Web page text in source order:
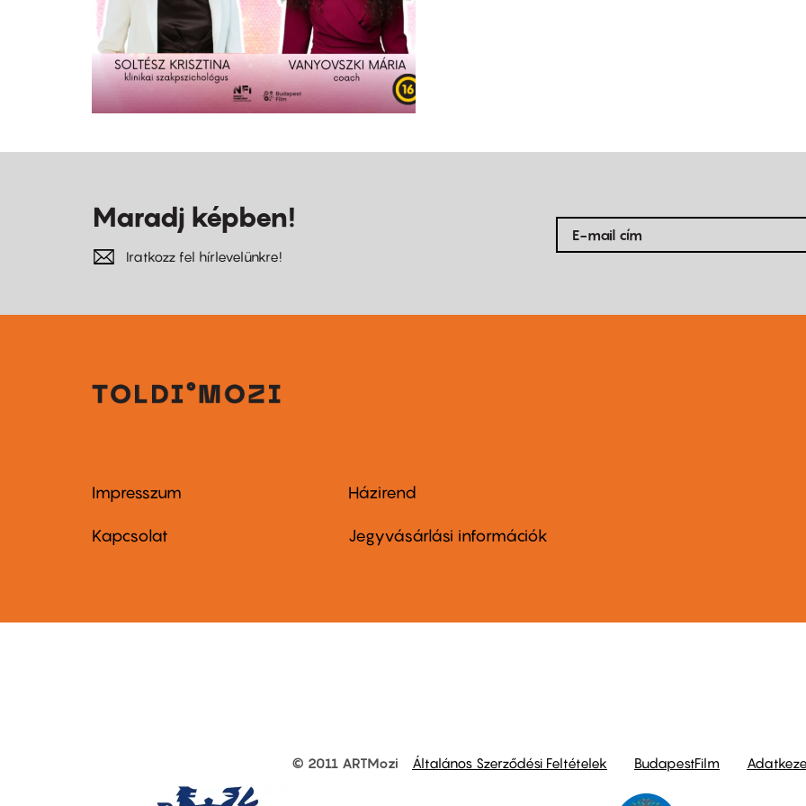
Maradj képben!
Iratkozz fel hírlevelünkre!
Footer
menu
Impresszum
Kapcsolat
Footer
menu
Házirend
Jegyvásárlási információk
© 2011 ARTMozi Általános Szerződési Feltételek BudapestFilm